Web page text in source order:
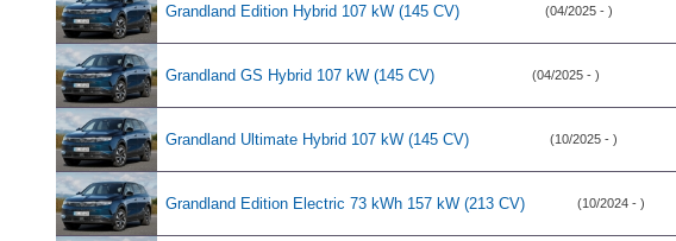
Grandland Edition Hybrid 107 kW (145 CV) (04/2025 - )
Grandland GS Hybrid 107 kW (145 CV) (04/2025 - )
Grandland Ultimate Hybrid 107 kW (145 CV) (10/2025 - )
Grandland Edition Electric 73 kWh 157 kW (213 CV) (10/2024 - )